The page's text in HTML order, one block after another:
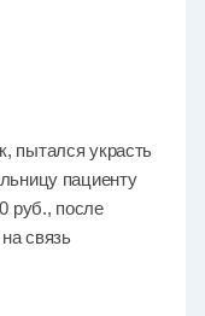
пытался украсть
пациенту
руб., после
связь